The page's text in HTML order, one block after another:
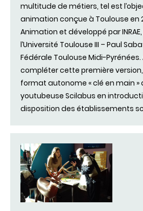
multitude de métiers, tel est
animation conçue à Toulouse en
Animation et développé par INRAE,
l’Université Toulouse III – Paul
Fédérale Toulouse Midi-Pyrénées.
compléter cette première
format autonome « clé en main »
youtubeuse Scilabus en
disposition des établissements